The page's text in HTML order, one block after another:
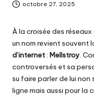
octobre 27, 2025
À la croisée des
un nom revient souvent
d’internet: Mellstroy.
controversés et sa
su faire parler de lui
ligne mais aussi pour la